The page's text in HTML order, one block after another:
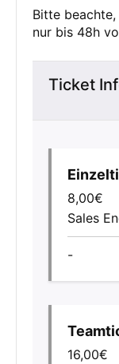
Bitte
nur bis 48h
Ticket
8,00€
Sales
-
16,00€